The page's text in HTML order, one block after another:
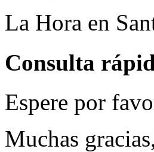
La Hora en
Consulta
Espere por
Muchas